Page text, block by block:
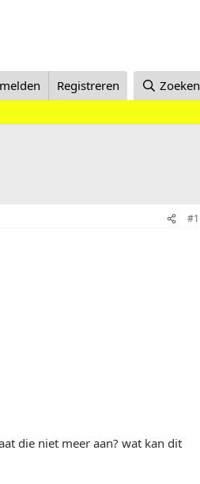
Registreren Zoeken
#1
die niet meer aan? wat kan dit